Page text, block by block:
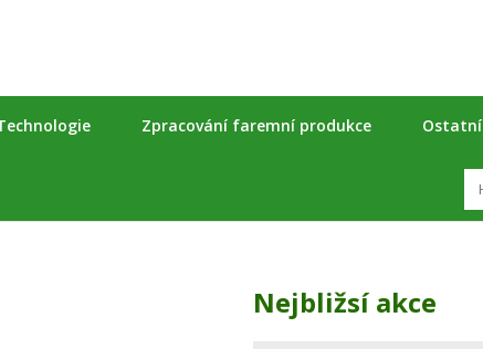
Zpracování faremní produkce Ostatní
Nejbližsí akce